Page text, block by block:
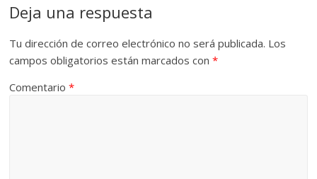
Deja una respuesta
Tu dirección de correo electrónico no será publicada. Los
campos obligatorios están marcados con*
Comentario*